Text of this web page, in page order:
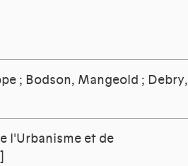
; Bodson, Mangeold ; Debry,
l'Urbanisme et de